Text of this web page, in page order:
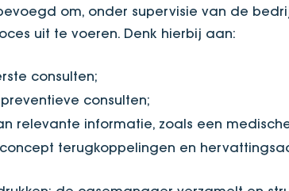
om, onder supervisie van de
uit te voeren. Denk hierbij aan:
consulten;
consulten;
relevante informatie, zoals een
terugkoppelingen en